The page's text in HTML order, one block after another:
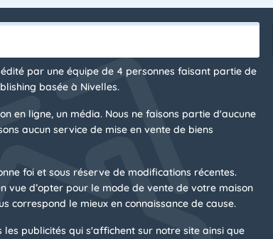
par une équipe de 4 personnes faisant partie de
basée à Nivelles.
en ligne, un média. Nous ne faisons partie d'aucune
aucun service de mise en vente de biens
foi et sous réserve de modifications récentes.
vue d’opter pour le mode de vente de votre maison
correspond le mieux en connaissance de cause.
les publicités qui s'affichent sur notre site ainsi que